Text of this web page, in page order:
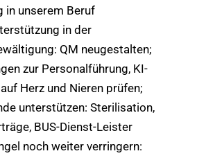
in unserem Beruf
in der
QM neugestalten;
zur Personalführung, KI-
Herz und Nieren prüfen;
unterstützen: Sterilisation,
BUS-Dienst-Leister
noch weiter verringern: